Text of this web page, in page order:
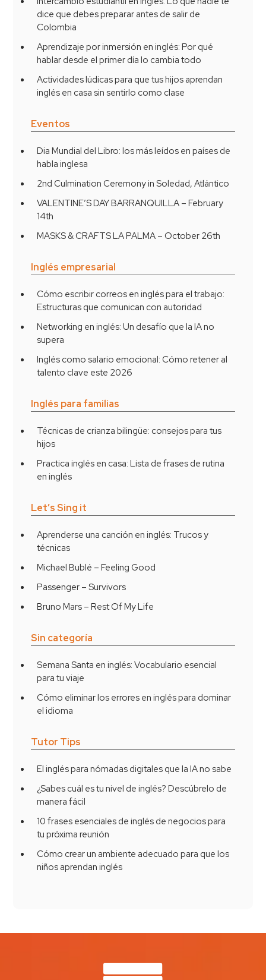
dice que debes preparar antes de salir de
Colombia
Aprendizaje por inmersión en inglés: Por qué
hablar desde el primer día lo cambia todo
Actividades lúdicas para que tus hijos aprendan
inglés en casa sin sentirlo como clase
Eventos
Dia Mundial del Libro: los más leídos en países de
habla inglesa
2nd Culmination Ceremony in Soledad, Atlántico
VALENTINE’S DAY BARRANQUILLA – February
14th
MASKS & CRAFTS LA PALMA – October 26th
Inglés empresarial
Cómo escribir correos en inglés para el trabajo:
Estructuras que comunican con autoridad
Networking en inglés: Un desafío que la IA no
supera
Inglés como salario emocional: Cómo retener al
talento clave este 2026
Inglés para familias
Técnicas de crianza bilingüe: consejos para tus
hijos
Practica inglés en casa: Lista de frases de rutina
en inglés
Let’s Sing it
Aprenderse una canción en inglés: Trucos y
técnicas
Michael Bublé – Feeling Good
Passenger – Survivors
Bruno Mars – Rest Of My Life
Sin categoría
Semana Santa en inglés: Vocabulario esencial
para tu viaje
Cómo eliminar los errores en inglés para dominar
el idioma
Tutor Tips
El inglés para nómadas digitales que la IA no sabe
¿Sabes cuál es tu nivel de inglés? Descúbrelo de
manera fácil
10 frases esenciales de inglés de negocios para
tu próxima reunión
Cómo crear un ambiente adecuado para que los
niños aprendan inglés